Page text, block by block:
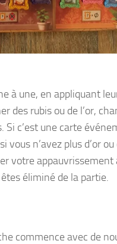
à une, en appliquant
des rubis ou de l’or,
c’est une carte
n’avez plus d’or
votre
éliminé de la partie.
commence avec de